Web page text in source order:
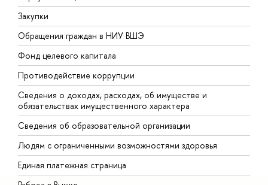
Закупки
Обращения граждан в НИУ ВШЭ
Фонд целевого капитала
Противодействие коррупции
Сведения о доходах, расходах, об имуществе и
обязательствах имущественного характера
Сведения об образовательной организации
Людям с ограниченными возможностями здоровья
Единая платежная страница